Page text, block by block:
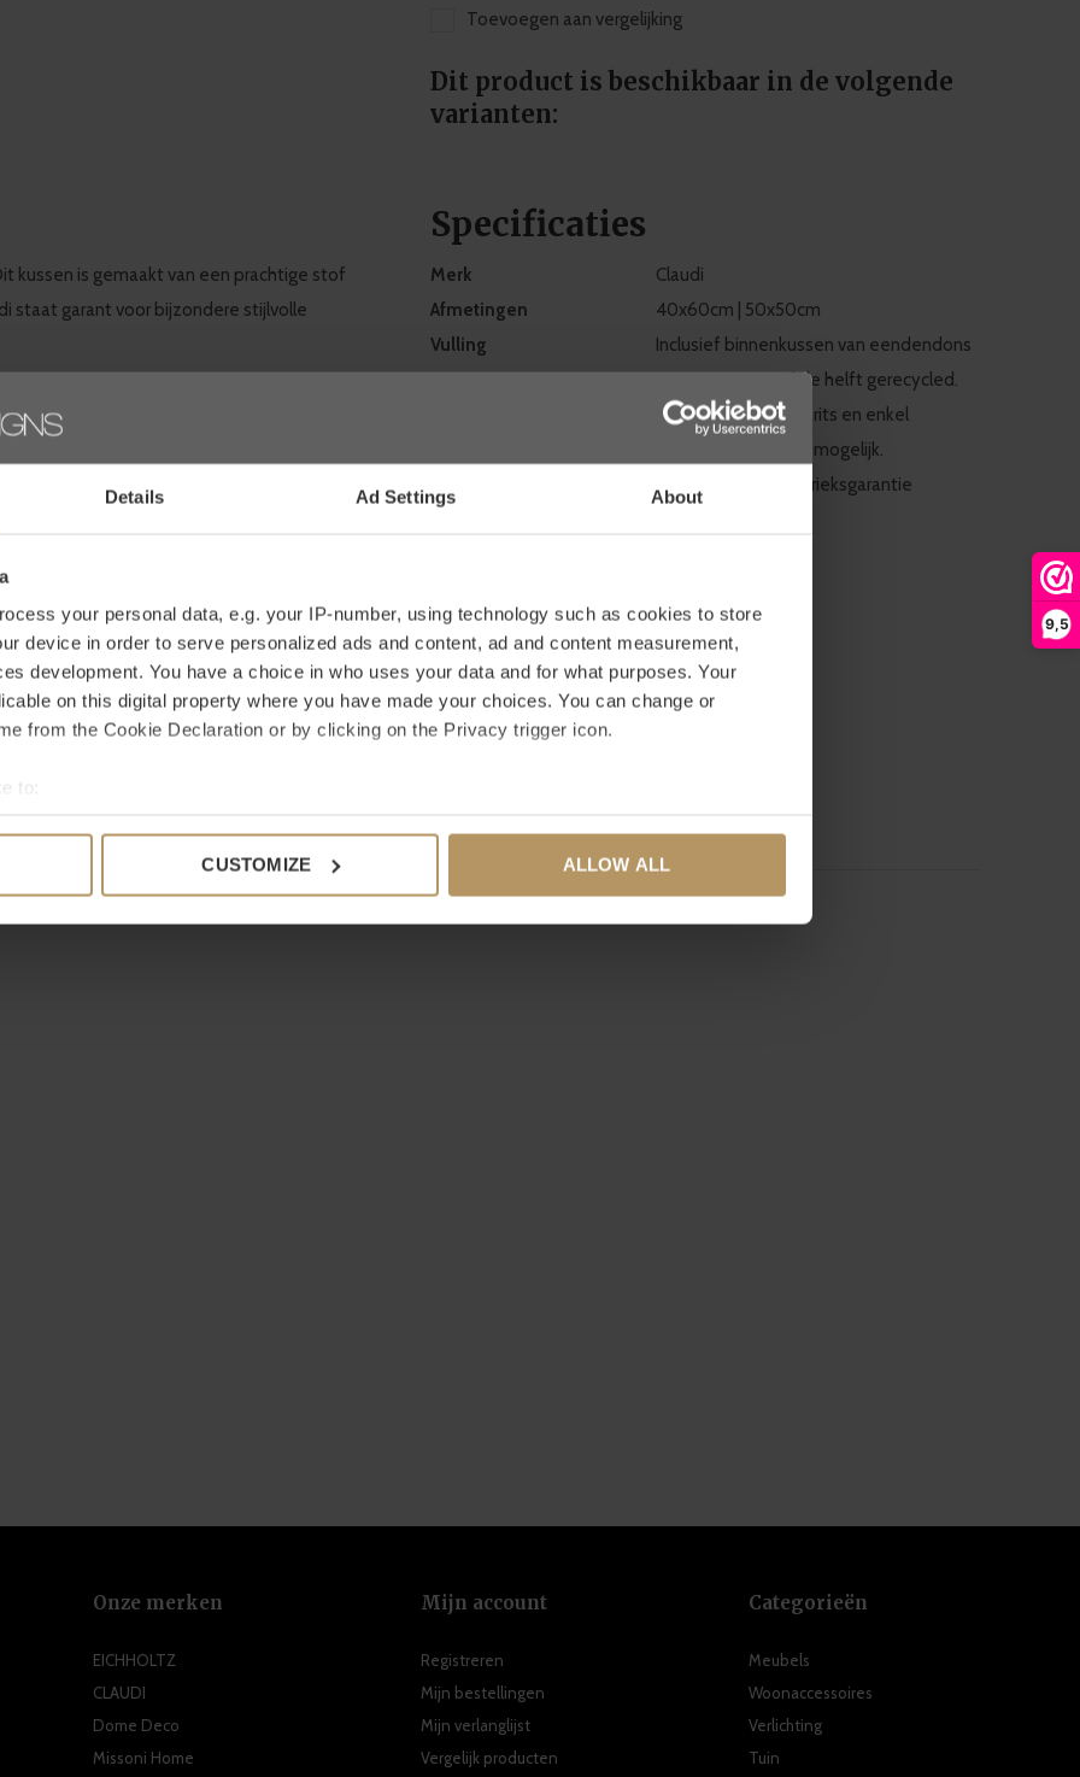
Details Ad Settings About
your personal data, e.g. your IP-number, using technology such as cookies to store
device in order to serve personalized ads and content, ad and content measurement,
development. You have a choice in who uses your data and for what purposes. Your
on this digital property where you have made your choices. You can change or
from the Cookie Declaration or by clicking on the Privacy trigger icon.
to:
your geographical location which can be accurate to within several meters
CUSTOMIZE ALLOW ALL
9,5
Toevoegen aan vergelijking
Dit product is beschikbaar in de volgende
varianten:
kussen is gemaakt van een prachtige stof
staat garant voor bijzondere stijlvolle
look
luxe look geven. Je kunt eindeloos
bijvoorbeeld wit- en
in het najaar!
op met onzeklantenservice. Direct
.Ben je niet helemaal tevreden met je
Specificaties
Merk
Claudi
Afmetingen
40x60cm | 50x50cm
Vulling
Inclusief binnenkussen van eendendons
waarvan minimaal de helft gerecycled.
Voorzien van blinde rits en enkel
chemische reiniging mogelijk.
Standaard 1 jaar fabrieksgarantie
Reviews
0
Onze merken
EICHHOLTZ
CLAUDI
Dome Deco
Missoni Home
Mijn account
Registreren
Mijn bestellingen
Mijn verlanglijst
Vergelijk producten
Categorieën
Meubels
Woonaccessoires
Verlichting
Tuin